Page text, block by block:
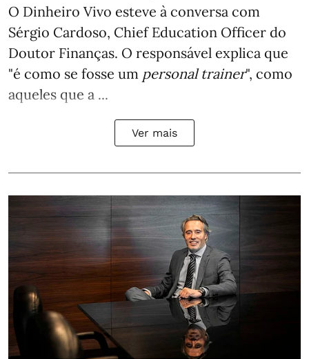
O Dinheiro Vivo esteve à conversa com
Sérgio Cardoso, Chief Education Officer do
Doutor Finanças. O responsável explica que
"é como se fosse um personal trainer", como
aqueles que a ...
Ver mais